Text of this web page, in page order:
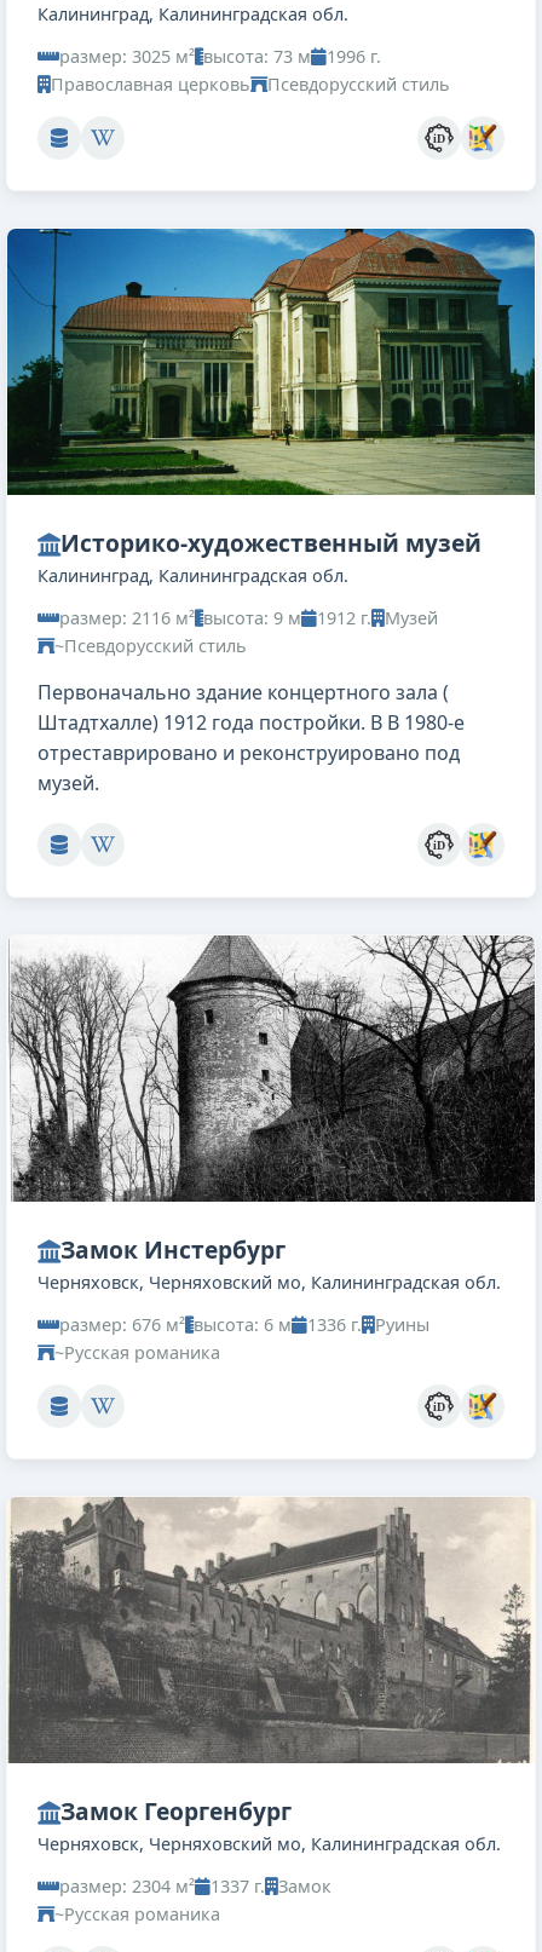
Калининград, Калининградская обл.
размер: 3025 м² высота: 73 м
1996 г.
Православная церковь
Псевдорусский стиль
Историко-художественный музей
Калининград, Калининградская обл.
размер: 2116 м² высота: 9 м 1912 г.
Музей
~Псевдорусский стиль
Первоначально здание концертного зала (
Штадтхалле) 1912 года постройки. В В 1980-е
отреставрировано и реконструировано под
музей.
Замок Инстербург
Черняховск, Черняховский мо, Калининградская обл.
размер: 676 м² высота: 6 м 1336 г.
Руины
~Русская романика
Замок Георгенбург
Черняховск, Черняховский мо, Калининградская обл.
размер: 2304 м²
1337 г.
Замок
~Русская романика